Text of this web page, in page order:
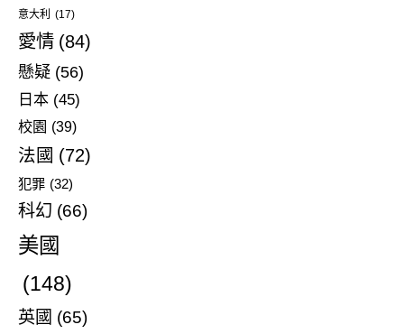
意大利 (17)
愛情 (84)
懸疑 (56)
日本 (45)
校園 (39)
法國 (72)
犯罪 (32)
科幻 (66)
美國
(148)
英國 (65)